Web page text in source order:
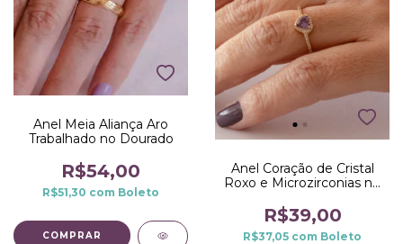
Anel Meia Aliança Aro
Trabalhado no Dourado
R$54,00
R$51,30 com Boleto
COMPRAR
Anel Coração de Cristal
Roxo e Microzirconias no
R$39,00
R$37,05 com Boleto